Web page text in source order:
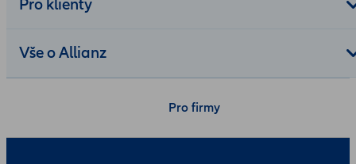
Pro klienty
Vše o Allianz
Pro firmy